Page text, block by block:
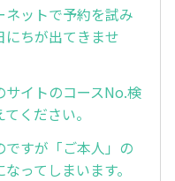
ットで予約を試み
にちが出てきませ
サイトのコースNo.検
ください。
ですが「ご本人」の
ってしまいます。